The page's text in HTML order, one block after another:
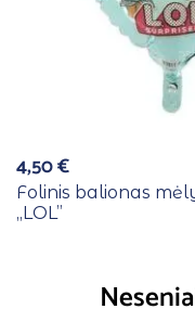
4,50€
Folinis balionas
,,LOL”